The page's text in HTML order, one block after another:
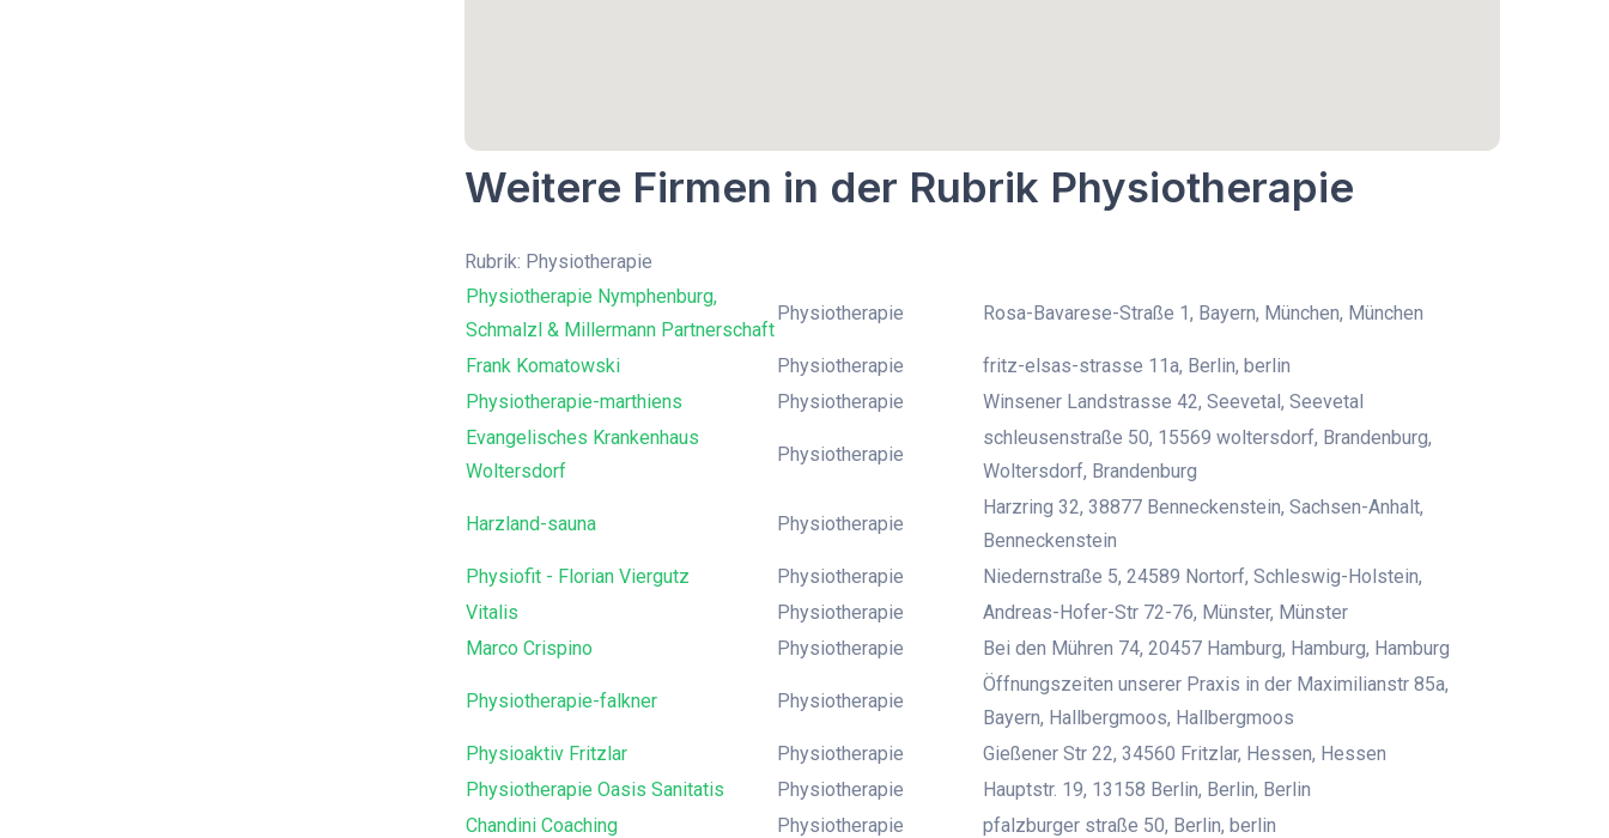
Weitere Firmen in der Rubrik Physiotherapie
Rubrik: Physiotherapie
Physiotherapie Nymphenburg,
Schmalzl & Millermann Partnerschaft
Physiotherapie Rosa-Bavarese-Straße 1, Bayern, München, München
Frank Komatowski Physiotherapie
fritz-elsas-strasse 11a, Berlin, berlin
Physiotherapie-marthiens
Physiotherapie
Winsener Landstrasse 42, Seevetal, Seevetal
Evangelisches Krankenhaus
Woltersdorf
Physiotherapie
schleusenstraße 50, 15569 woltersdorf, Brandenburg,
Woltersdorf, Brandenburg
Harzland-sauna Physiotherapie
Harzring 32, 38877 Benneckenstein, Sachsen-Anhalt,
Benneckenstein
Physiofit - Florian Viergutz
Physiotherapie
Niedernstraße 5, 24589 Nortorf, Schleswig-Holstein,
Vitalis
Physiotherapie
Andreas-Hofer-Str 72-76, Münster, Münster
Marco Crispino
Physiotherapie Bei den Mühren 74, 20457 Hamburg, Hamburg, Hamburg
Physiotherapie-falkner Physiotherapie
Öffnungszeiten unserer Praxis in der Maximilianstr 85a,
Bayern, Hallbergmoos, Hallbergmoos
Physioaktiv Fritzlar
Physiotherapie
Gießener Str 22, 34560 Fritzlar, Hessen, Hessen
Physiotherapie Oasis Sanitatis
Physiotherapie
Hauptstr. 19, 13158 Berlin, Berlin, Berlin
Chandini Coaching
Physiotherapie
pfalzburger straße 50, Berlin, berlin